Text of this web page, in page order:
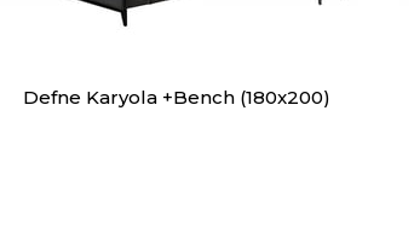
Defne Karyola +Bench (180x200)